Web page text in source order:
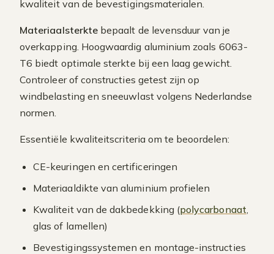
kwaliteit van de bevestigingsmaterialen.
Materiaalsterkte bepaalt de levensduur van je
overkapping. Hoogwaardig aluminium zoals 6063-
T6 biedt optimale sterkte bij een laag gewicht.
Controleer of constructies getest zijn op
windbelasting en sneeuwlast volgens Nederlandse
normen.
Essentiële kwaliteitscriteria om te beoordelen:
CE-keuringen en certificeringen
Materiaaldikte van aluminium profielen
Kwaliteit van de dakbedekking (polycarbonaat,
glas of lamellen)
Bevestigingssystemen en montage-instructies